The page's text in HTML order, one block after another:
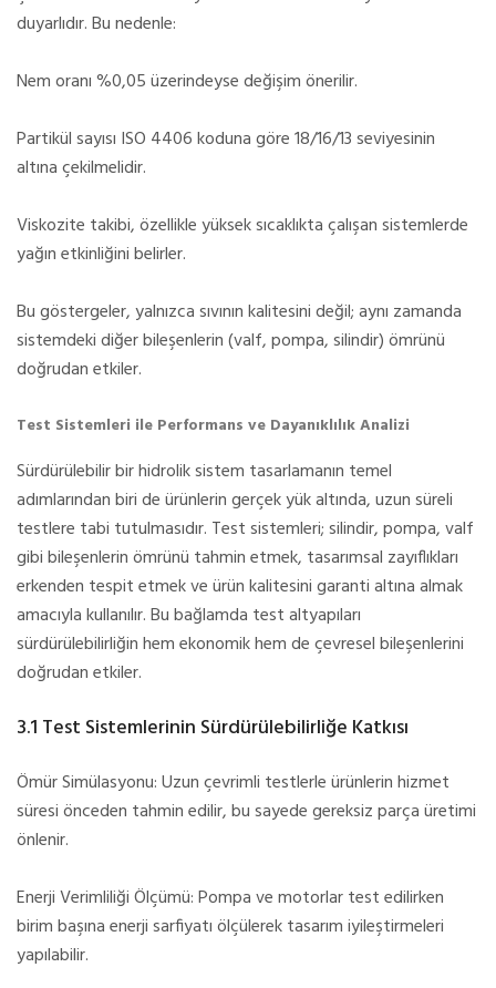
duyarlıdır. Bu nedenle:
Nem oranı %0,05 üzerindeyse değişim önerilir.
Partikül sayısı ISO 4406 koduna göre 18/16/13 seviyesinin
altına çekilmelidir.
Viskozite takibi, özellikle yüksek sıcaklıkta çalışan sistemlerde
yağın etkinliğini belirler.
Bu göstergeler, yalnızca sıvının kalitesini değil; aynı zamanda
sistemdeki diğer bileşenlerin (valf, pompa, silindir) ömrünü
doğrudan etkiler.
Test Sistemleri ile Performans ve Dayanıklılık Analizi
Sürdürülebilir bir hidrolik sistem tasarlamanın temel
adımlarından biri de ürünlerin gerçek yük altında, uzun süreli
testlere tabi tutulmasıdır. Test sistemleri; silindir, pompa, valf
gibi bileşenlerin ömrünü tahmin etmek, tasarımsal zayıflıkları
erkenden tespit etmek ve ürün kalitesini garanti altına almak
amacıyla kullanılır. Bu bağlamda test altyapıları
sürdürülebilirliğin hem ekonomik hem de çevresel bileşenlerini
doğrudan etkiler.
3.1 Test Sistemlerinin Sürdürülebilirliğe Katkısı
Ömür Simülasyonu: Uzun çevrimli testlerle ürünlerin hizmet
süresi önceden tahmin edilir, bu sayede gereksiz parça üretimi
önlenir.
Enerji Verimliliği Ölçümü: Pompa ve motorlar test edilirken
birim başına enerji sarfiyatı ölçülerek tasarım iyileştirmeleri
yapılabilir.